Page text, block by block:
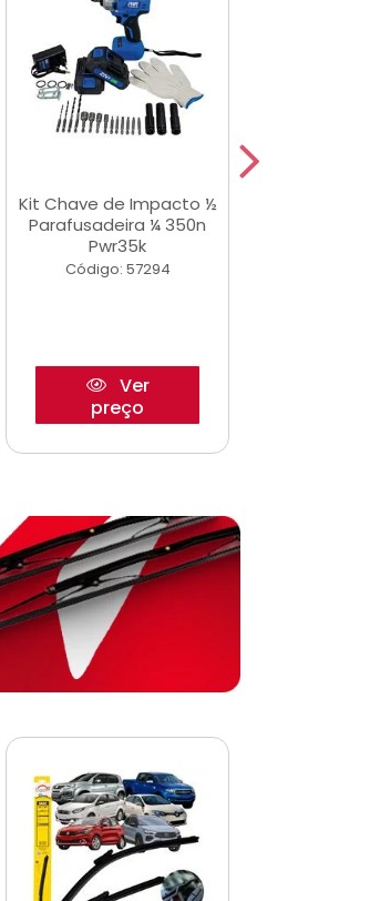
Kit Chave de Impacto ½
Parafusadeira ¼ 350n
Pwr35k
Código: 57294
Ver
preço